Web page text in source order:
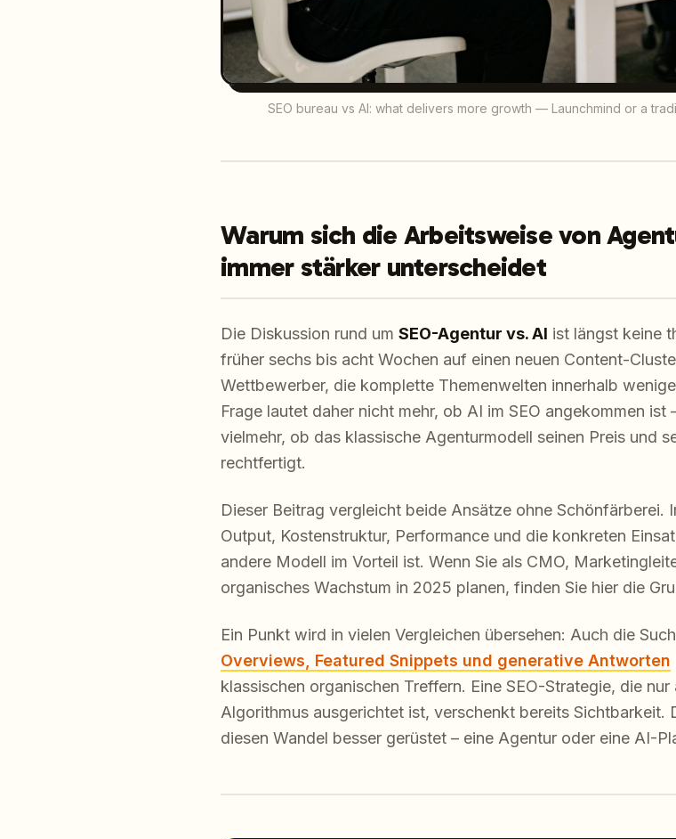
SEO bureau vs AI: what delivers more growth — Launchmind or a
Warum sich die Arbeitsweise von
immer stärker unterscheidet
Die Diskussion rund um SEO-Agentur vs. AI ist längst keine
früher sechs bis acht Wochen auf einen neuen Content-
Wettbewerber, die komplette Themenwelten innerhalb
Frage lautet daher nicht mehr, ob AI im SEO angekommen
vielmehr, ob das klassische Agenturmodell seinen Preis und
rechtfertigt.
Dieser Beitrag vergleicht beide Ansätze ohne Schönfärberei.
Output, Kostenstruktur, Performance und die konkreten
andere Modell im Vorteil ist. Wenn Sie als CMO,
organisches Wachstum in 2025 planen, finden Sie hier die
Ein Punkt wird in vielen Vergleichen übersehen: Auch die
Overviews, Featured Snippets und generative Antworten
klassischen organischen Treffern. Eine SEO-Strategie, die
Algorithmus ausgerichtet ist, verschenkt bereits Sichtbarkeit.
diesen Wandel besser gerüstet – eine Agentur oder eine AI-